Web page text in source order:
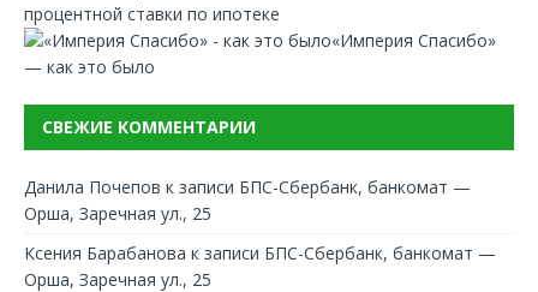
процентной ставки по ипотеке
«Империя Спасибо»
— как это было
СВЕЖИЕ КОММЕНТАРИИ
Данила Почепов к записи БПС-Сбербанк, банкомат —
Орша, Заречная ул., 25
Ксения Барабанова к записи БПС-Сбербанк, банкомат —
Орша, Заречная ул., 25